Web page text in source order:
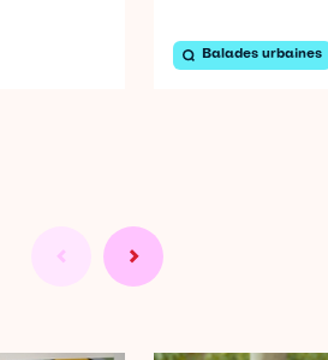
Balades urbaines